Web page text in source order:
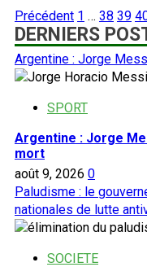
promet
leur
libération
plus
sur
MALI
:
FAMa
une
de
terroristes
dans
une
opération
Pagination
des
publications
Précédent 1 … 38 39
DERNIERS
Argentine : Jorge
SPORT
Argentine : Jorge
mort
août 9, 2026 0
Paludisme : le
nationales de lutte
SOCIETE